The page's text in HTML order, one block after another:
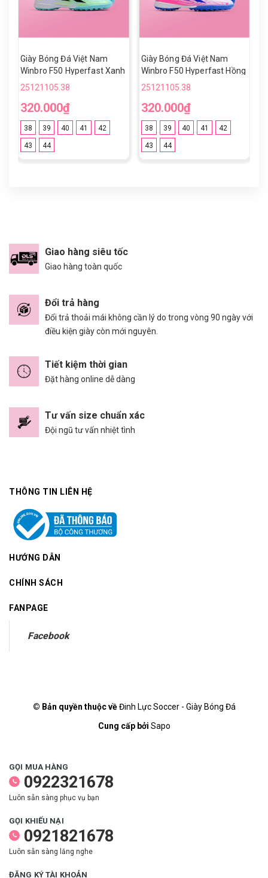
Giày Bóng Đá Việt Nam
Winbro F50 Hyperfast Xanh
Ngọc Vạch Đen TF
25121105.38
320.000₫
38 39 40 41 42
43 44
Giày Bóng Đá Việt Nam
Winbro F50 Hyperfast Hồng
Trắng TF
25121105.38
320.000₫
38 39 40 41 42
43 44
Giao hàng siêu tốc
Giao hàng toàn quốc
Đổi trả hàng
Đổi trả thoải mái không cần lý do trong vòng 90 ngày với
điều kiện giày còn mới nguyên.
Tiết kiệm thời gian
Đặt hàng online dễ dàng
Tư vấn size chuẩn xác
Đội ngũ tư vấn nhiệt tình
THÔNG TIN LIÊN HỆ
HƯỚNG DẪN
CHÍNH SÁCH
FANPAGE
Facebook
© Bản quyền thuộc vềĐinh Lực Soccer - Giày Bóng Đá
Cung cấp bởi Sapo
GỌI MUA HÀNG
0922321678
Luôn sẵn sàng phục vụ bạn
GỌI KHIẾU NẠI
0921821678
Luôn sẵn sàng lắng nghe
ĐĂNG KÝ TÀI KHOẢN